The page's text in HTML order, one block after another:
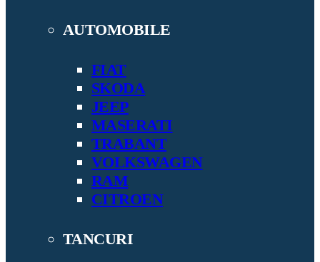
AUTOMOBILE
FIAT
SKODA
JEEP
MASERATI
TRABANT
VOLKSWAGEN
RAM
CITROEN
TANCURI